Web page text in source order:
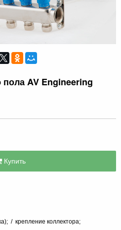
пола AV Engineering
Купить
/ крепление коллектора;